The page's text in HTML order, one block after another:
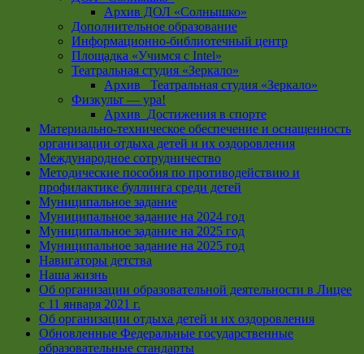
Архив ДОЛ «Солнышко»
Дополнительное образование
Информационно-библиотечный центр
Площадка «Учимся с Intel»
Театральная студия «Зеркало»
Архив _Театральная студия «Зеркало»
Физкульт — ура!
Архив_Достижения в спорте
Материально-техническое обеспечение и оснащенность
организации отдыха детей и их оздоровления
Международное сотрудничество
Методические пособия по противодействию и
профилактике буллинга среди детей
Муниципальное задание
Муниципальное задание на 2024 год
Муниципальное задание на 2025 год
Муниципальное задание на 2025 год
Навигаторы детства
Наша жизнь
Об организации образовательной деятельности в Лицее
с 11 января 2021 г.
Об организации отдыха детей и их оздоровления
Обновленные Федеральные государственные
образовательные стандарты